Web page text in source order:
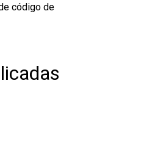
código de